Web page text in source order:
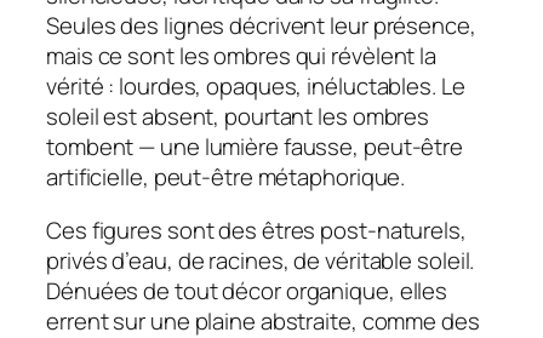
Seules des lignes décrivent leur présence,
mais ce sont les ombres qui révèlent la
vérité : lourdes, opaques, inéluctables. Le
soleil est absent, pourtant les ombres
tombent — une lumière fausse, peut-être
artificielle, peut-être métaphorique.
Ces figures sont des êtres post-naturels,
privés d’eau, de racines, de véritable soleil.
Dénuées de tout décor organique, elles
errent sur une plaine abstraite, comme des